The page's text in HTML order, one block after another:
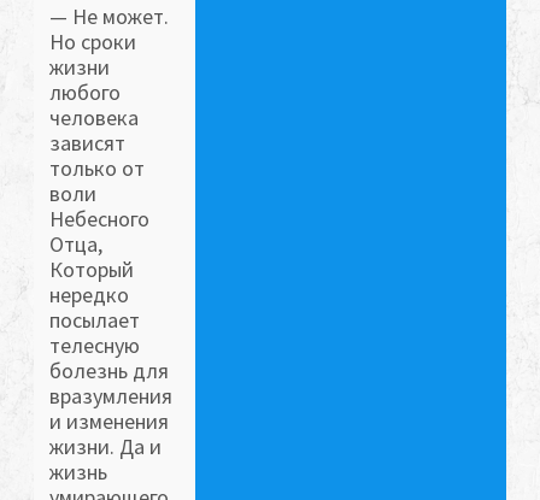
— Не может.
Но сроки
жизни
любого
человека
зависят
только от
воли
Небесного
Отца,
Который
нередко
посылает
телесную
болезнь для
вразумления
и изменения
жизни. Да и
жизнь